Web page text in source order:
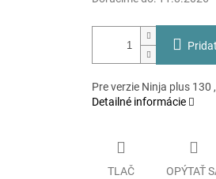
Pre verzie Ninja plus 130
Detailné informácie
TLAČ OPÝTAŤ